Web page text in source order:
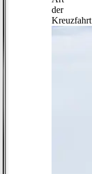
der
Kreuzfahrt